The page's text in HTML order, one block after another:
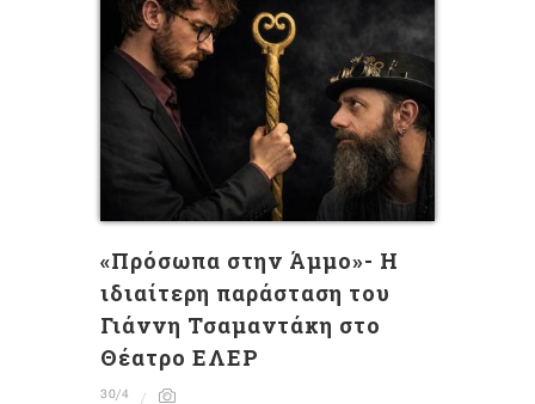
«Πρόσωπα στην Άμμο»- Η
ιδιαίτερη παράσταση του
Γιάννη Τσαμαντάκη στο
Θέατρο ΕΛΕΡ
30/4